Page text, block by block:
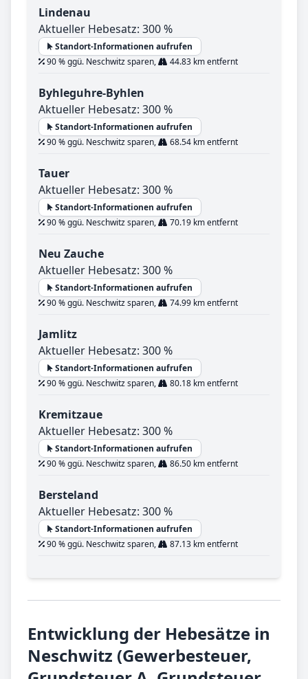
Lindenau
Aktueller Hebesatz: 300 %
Standort-Informationen aufrufen
90 % ggü. Neschwitz sparen,
44.83 km entfernt
Byhleguhre-Byhlen
Aktueller Hebesatz: 300 %
Standort-Informationen aufrufen
90 % ggü. Neschwitz sparen,
68.54 km entfernt
Tauer
Aktueller Hebesatz: 300 %
Standort-Informationen aufrufen
90 % ggü. Neschwitz sparen,
70.19 km entfernt
Neu Zauche
Aktueller Hebesatz: 300 %
Standort-Informationen aufrufen
90 % ggü. Neschwitz sparen,
74.99 km entfernt
Jamlitz
Aktueller Hebesatz: 300 %
Standort-Informationen aufrufen
90 % ggü. Neschwitz sparen,
80.18 km entfernt
Kremitzaue
Aktueller Hebesatz: 300 %
Standort-Informationen aufrufen
90 % ggü. Neschwitz sparen,
86.50 km entfernt
Bersteland
Aktueller Hebesatz: 300 %
Standort-Informationen aufrufen
90 % ggü. Neschwitz sparen,
87.13 km entfernt
Entwicklung der Hebesätze in
Neschwitz (Gewerbesteuer,